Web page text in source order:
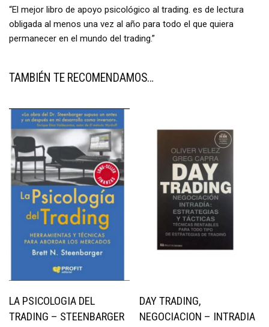
“El mejor libro de apoyo psicológico al trading. es de lectura
obligada al menos una vez al año para todo el que quiera
permanecer en el mundo del trading.”
TAMBIÉN TE RECOMENDAMOS…
LA PSICOLOGIA DEL
TRADING – STEENBARGER
DAY TRADING,
NEGOCIACION – INTRADIA